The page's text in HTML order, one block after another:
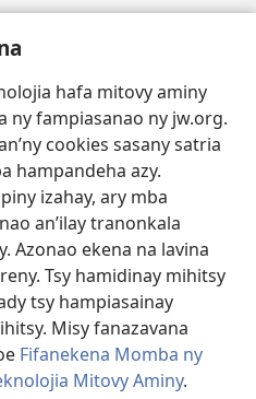
hafa mitovy aminy
ny fampiasanao ny jw.org.
cookies sasany satria
hampandeha azy.
izahay, ary mba
an’ilay tranonkala
Azonao ekena na lavina
Tsy hamidinay mihitsy
tsy hampiasainay
Misy fanazavana
Fifanekena Momba ny
Mitovy Aminy.
Jehovah